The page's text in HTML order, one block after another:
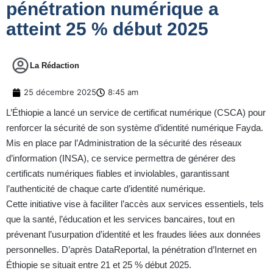
pénétration numérique a
atteint 25 % début 2025
La Rédaction
25 décembre 2025 8:45 am
L’Éthiopie a lancé un service de certificat numérique (CSCA) pour
renforcer la sécurité de son système d’identité numérique Fayda.
Mis en place par l’Administration de la sécurité des réseaux
d’information (INSA), ce service permettra de générer des
certificats numériques fiables et inviolables, garantissant
l’authenticité de chaque carte d’identité numérique.
Cette initiative vise à faciliter l’accès aux services essentiels, tels
que la santé, l’éducation et les services bancaires, tout en
prévenant l’usurpation d’identité et les fraudes liées aux données
personnelles. D’après DataReportal, la pénétration d’Internet en
Éthiopie se situait entre 21 et 25 % début 2025.